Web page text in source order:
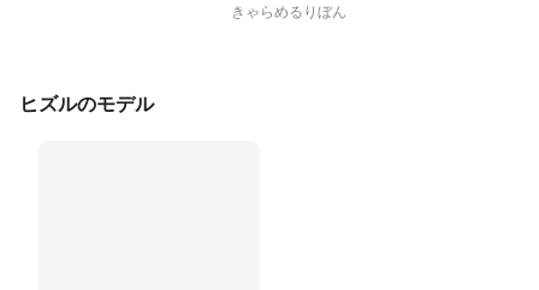
きゃらめるりぼん
ヒズルのモデル